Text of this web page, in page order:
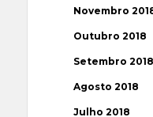
Novembro
Outubro 2018
Setembro 2018
Agosto 2018
Julho 2018